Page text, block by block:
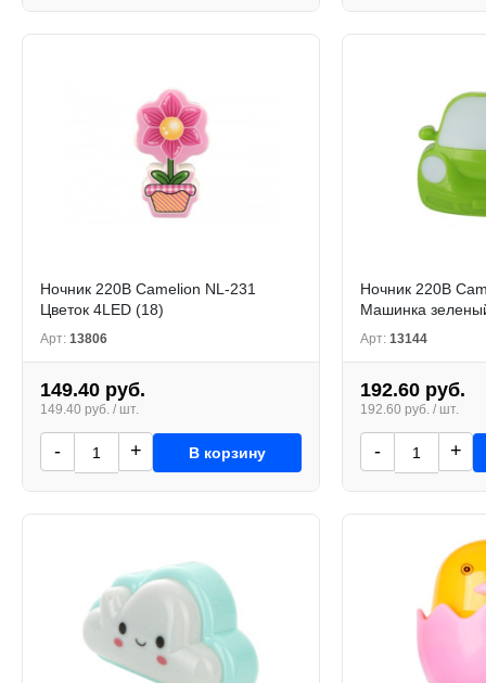
Ночник 220В Camelion NL-231
Цветок 4LED (18)
Арт: 13806
149.40 руб.
149.40 руб. / шт.
- + В корзину
Ночник 220В
Машинка
Арт: 13144
192.60 руб.
192.60 руб. / шт.
- +